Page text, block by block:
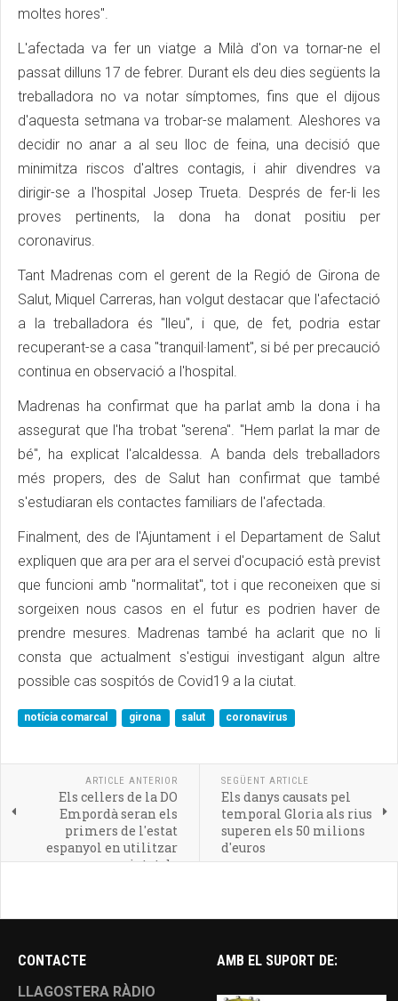
moltes hores".
L'afectada va fer un viatge a Milà d'on va tornar-ne el
passat dilluns 17 de febrer. Durant els deu dies següents la
treballadora no va notar símptomes, fins que el dijous
d'aquesta setmana va trobar-se malament. Aleshores va
decidir no anar a al seu lloc de feina, una decisió que
minimitza riscos d'altres contagis, i ahir divendres va
dirigir-se a l'hospital Josep Trueta. Després de fer-li les
proves pertinents, la dona ha donat positiu per
coronavirus.
Tant Madrenas com el gerent de la Regió de Girona de
Salut, Miquel Carreras, han volgut destacar que l'afectació
a la treballadora és "lleu", i que, de fet, podria estar
recuperant-se a casa "tranquil·lament", si bé per precaució
continua en observació a l'hospital.
Madrenas ha confirmat que ha parlat amb la dona i ha
assegurat que l'ha trobat "serena". "Hem parlat la mar de
bé", ha explicat l'alcaldessa. A banda dels treballadors
més propers, des de Salut han confirmat que també
s'estudiaran els contactes familiars de l'afectada.
Finalment, des de l'Ajuntament i el Departament de Salut
expliquen que ara per ara el servei d'ocupació està previst
que funcioni amb "normalitat", tot i que reconeixen que si
sorgeixen nous casos en el futur es podrien haver de
prendre mesures. Madrenas també ha aclarit que no li
consta que actualment s'estigui investigant algun altre
possible cas sospitós de Covid19 a la ciutat.
notícia comarcal girona salut coronavirus
ARTICLE ANTERIOR
Els cellers de la DO
Empordà seran els
primers de l'estat
espanyol en utilitzar
una nova varietat de
SEGÜENT ARTICLE
Els danys causats pel
temporal Gloria als rius
superen els 50 milions
d'euros
CONTACTE
LLAGOSTERA RÀDIO
AMB EL SUPORT DE: